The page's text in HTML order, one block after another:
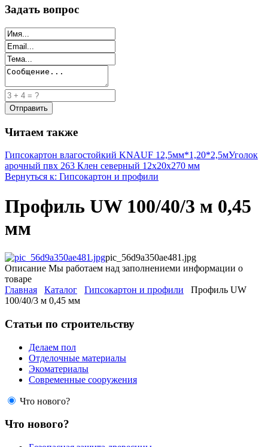
Задать вопрос
Читаем также
Гипсокартон влагостойкий KNAUF 12,5мм*1,20*2,5мУголок
арочный пвх 263 Клен северный 12х20х270 мм
Вернуться к: Гипсокартон и профили
Профиль UW 100/40/3 м 0,45
мм
pic_56d9a350ae481.jpg
Описание Мы работаем над заполнениеми информации о
товаре
Главная
Каталог Гипсокартон и профили
Профиль UW
100/40/3 м 0,45 мм
Статьи по строительству
Делаем пол
Отделочные материалы
Экоматериалы
Современные сооружения
Что нового?
Что нового?